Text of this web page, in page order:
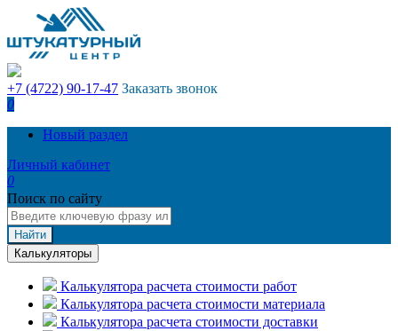
+7 (4722) 90-17-47 Заказать звонок
0
Новый раздел
Личный кабинет
0
Поиск по сайту
Найти
Калькуляторы
Калькулятора расчета стоимости работ
Калькулятора расчета стоимости материала
Калькулятора расчета стоимости доставки